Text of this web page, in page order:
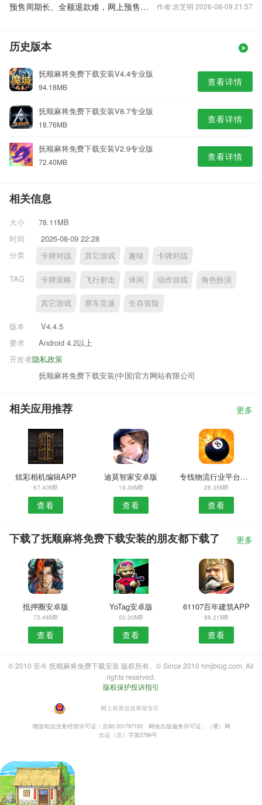
预售周期长、全额退款难，网上预售票套路埋得深 作者:农芝明 2026-08-09 21:57
历史版本
抚顺麻将免费下载安装V4.4专业版
94.18MB 查看详情
抚顺麻将免费下载安装V8.7专业版
18.76MB 查看详情
抚顺麻将免费下载安装V2.9专业版
72.40MB 查看详情
相关信息
大小
78.11MB
时间
2026-08-09 22:28
分类
卡牌对战 其它游戏 趣味 卡牌对战
TAG 卡牌策略 飞行射击 休闲 动作游戏 角色扮演
其它游戏 赛车竞速 生存冒险
版本
V4.4.5
要求
Android 4.2以上
隐私政策
开发者
抚顺麻将免费下载安装(中国)官方网站有限公司
相关应用推荐 更多
炫彩相机编辑APP
67.40MB
查看
迪莫智家安卓版
19.39MB
查看
专线物流行业平台安卓版
28.35MB
查看
下载了抚顺麻将免费下载安装的朋友都下载了 更多
抵押圈安卓版
72.48MB
查看
YoTag安卓版
50.30MB
查看
61107百年建筑APP
88.21MB
查看
© 2010 至今 抚顺麻将免费下载安装 版权所有。© Since 2010 hmjblog.com. All
rights reserved.
版权保护投诉指引
・ 网上有害信息举报专区
增值电信业务经营许可证：京B2-201797163
网络出版服务许可证：（署）网
出证（京）字第2799号